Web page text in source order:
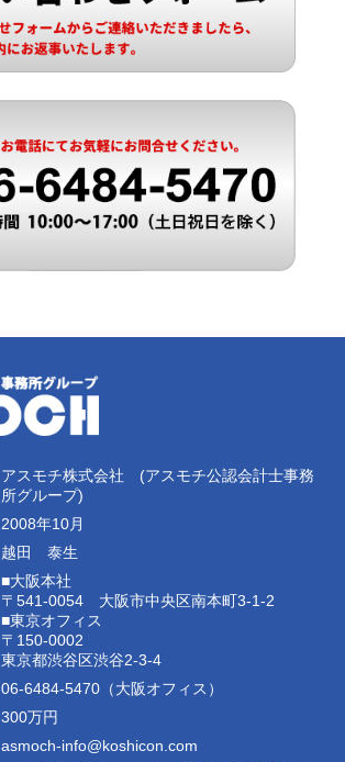
アスモチ株式会社 (アスモチ公認会計士事務
所グループ)
2008年10月
越田 泰生
■大阪本社
〒541-0054 大阪市中央区南本町3-1-2
■東京オフィス
〒150-0002
東京都渋谷区渋谷2-3-4
06-6484-5470（大阪オフィス）
300万円
asmoch-info@koshicon.com